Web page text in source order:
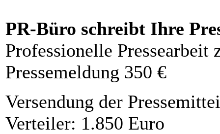
PR-Büro schreibt Ihre
Professionelle Pressearbeit
Pressemeldung 350 €
Versendung der
Verteiler: 1.850 Euro